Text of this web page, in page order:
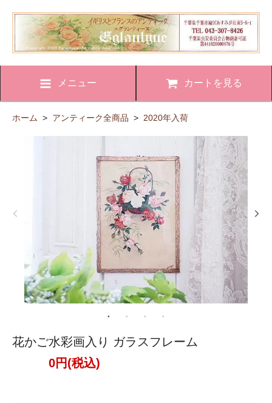
メニュー カートを見る
ホーム > アンティーク全商品 > 2020年入荷
花かご水彩画入り ガラスフレーム
0円(税込)